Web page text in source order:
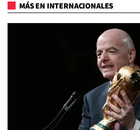
MÁS EN INTERNACIONALES